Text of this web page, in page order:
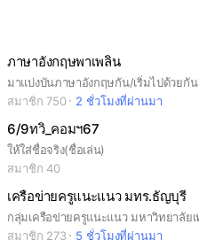
ภาษาอังกฤษพาเพลิน
มาแบ่งบันภาษาอังกฤษกัน/เริ่มไปด้วยกัน
สมาชิก 750
2 ชั่วโมงที่ผ่านมา
6/9ทวิ_คอมฯ67
ให้ใส่ชื่อจริง(ชื่อเล่น)​
สมาชิก 40
เครือข่ายครูแนะแนว มทร.ธัญบุรี
สมาชิก 273
5 ชั่วโมงที่ผ่านมา